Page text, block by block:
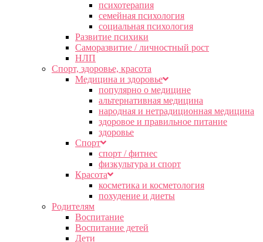
психотерапия
семейная психология
социальная психология
Развитие психики
Саморазвитие / личностный рост
НЛП
Спорт, здоровье, красота
Медицина и здоровье
популярно о медицине
альтернативная медицина
народная и нетрадиционная медицина
здоровое и правильное питание
здоровье
Спорт
спорт / фитнес
физкультура и спорт
Красота
косметика и косметология
похудение и диеты
Родителям
Воспитание
Воспитание детей
Дети